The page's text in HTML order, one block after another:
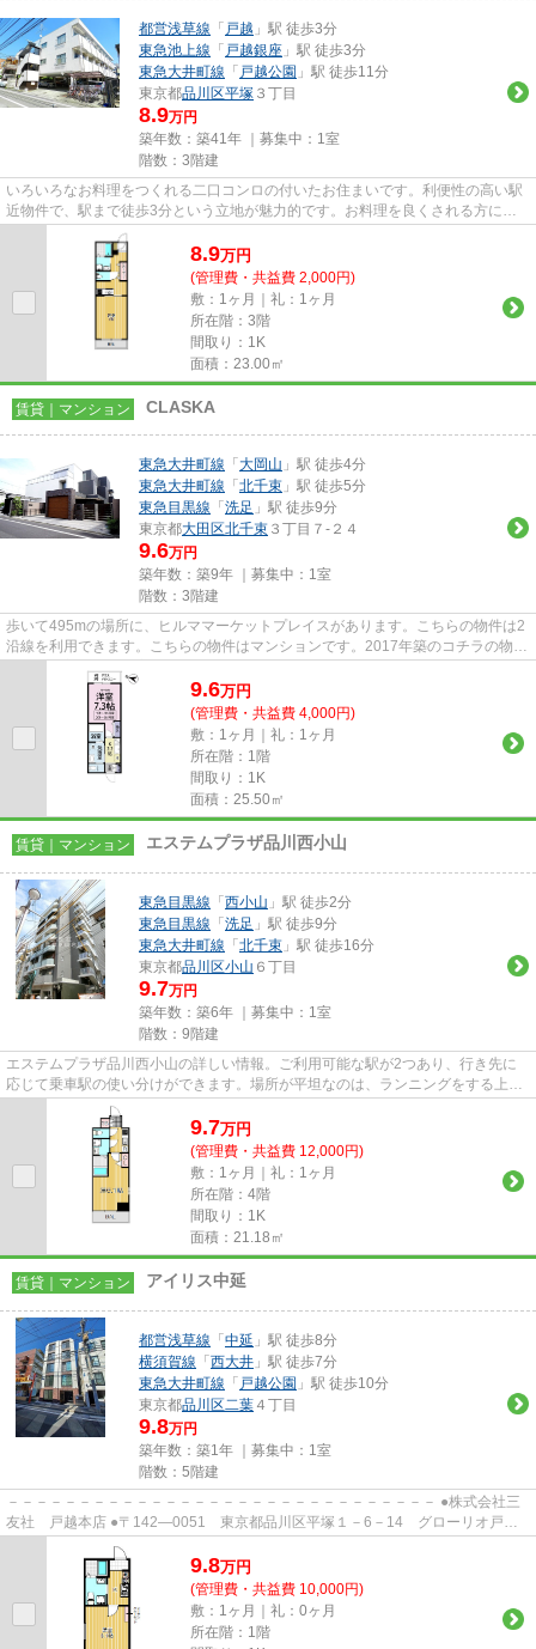
都営浅草線 「 戸越 」駅 徒歩3分
東急池上線 「 戸越銀座 」駅 徒歩3分
東急大井町線 「 戸越公園 」駅 徒歩11分
東京都品川区平塚 ３丁目
8.9万円
築年数：築41年 ｜募集中： 1室
階数：3階建
いろいろなお料理をつくれる二口コンロの付いたお住まいです。利便性の高い駅
近物件で、駅まで徒歩3分という立地が魅力的です。お料理を良くされる方には
システムキッチン付きのこちら...
8.9万円
(管理費・共益費 2,000円)
敷：1ヶ月｜礼：1ヶ月
所在階：3階
間取り：1K
面積：23.00㎡
賃貸｜マンション CLASKA
東急大井町線 「 大岡山 」駅 徒歩4分
東急大井町線 「 北千束 」駅 徒歩5分
東急目黒線 「 洗足 」駅 徒歩9分
東京都大田区北千束 ３丁目７-２４
9.6万円
築年数：築9年 ｜募集中： 1室
階数：3階建
歩いて495mの場所に、ヒルママーケットプレイスがあります。こちらの物件は2
沿線を利用できます。こちらの物件はマンションです。2017年築のコチラの物件
9.6万円
(管理費・共益費 4,000円)
敷：1ヶ月｜礼：1ヶ月
所在階：1階
間取り：1K
面積：25.50㎡
賃貸｜マンション エステムプラザ品川西小山
東急目黒線 「 西小山 」駅 徒歩2分
東急目黒線 「 洗足 」駅 徒歩9分
東急大井町線 「 北千束 」駅 徒歩16分
東京都品川区小山 ６丁目
9.7万円
築年数：築6年 ｜募集中： 1室
階数：9階建
エステムプラザ品川西小山の詳しい情報。ご利用可能な駅が2つあり、行き先に
応じて乗車駅の使い分けができます。場所が平坦なのは、ランニングをする上で
抑えたいポイントですね。この...
9.7万円
(管理費・共益費 12,000円)
敷：1ヶ月｜礼：1ヶ月
所在階：4階
間取り：1K
面積：21.18㎡
賃貸｜マンション アイリス中延
都営浅草線 「 中延 」駅 徒歩8分
横須賀線 「 西大井 」駅 徒歩7分
東急大井町線 「 戸越公園 」駅 徒歩10分
東京都品川区二葉 ４丁目
9.8万円
築年数：築1年 ｜募集中： 1室
階数：5階建
－－－－－－－－－－－－－－－－－－－－－－－－－－－－－－ ●株式会社三
友社 戸越本店 ●〒142―0051 東京都品川区平塚１－6－14 グローリオ戸越
銀座1階 ●TEL：03-3783-1218...
9.8万円
(管理費・共益費 10,000円)
敷：1ヶ月｜礼：0ヶ月
所在階：1階